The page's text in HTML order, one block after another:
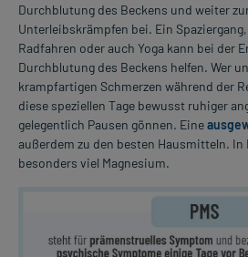
Durchblutung des Beckens und weiter
Unterleibskrämpfen bei. Ein
Radfahren oder auch Yoga kann bei der
Durchblutung des Beckens helfen. Wer
krampfartigen Schmerzen während der
diese speziellen Tage bewusst ruhiger
gelegentlich Pausen gönnen. Eine
außerdem zu den besten Hausmitteln.
besonders viel Magnesium.